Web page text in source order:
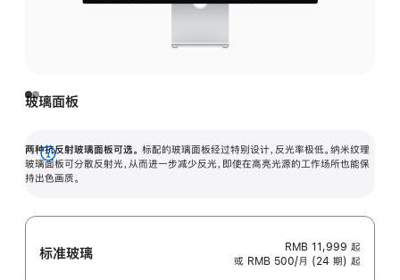
玻璃面板
两种抗反射玻璃面板可选。 标配的玻璃面板经过特别设计，反光率极低。纳米纹理
玻璃面板可分散反射光，从而进一步减少反光，即使在高亮光源的工作场所也能保
持出色画质。
展
开
标准玻璃 RMB 11,999 起
或 RMB 500/月 (24 期) 起